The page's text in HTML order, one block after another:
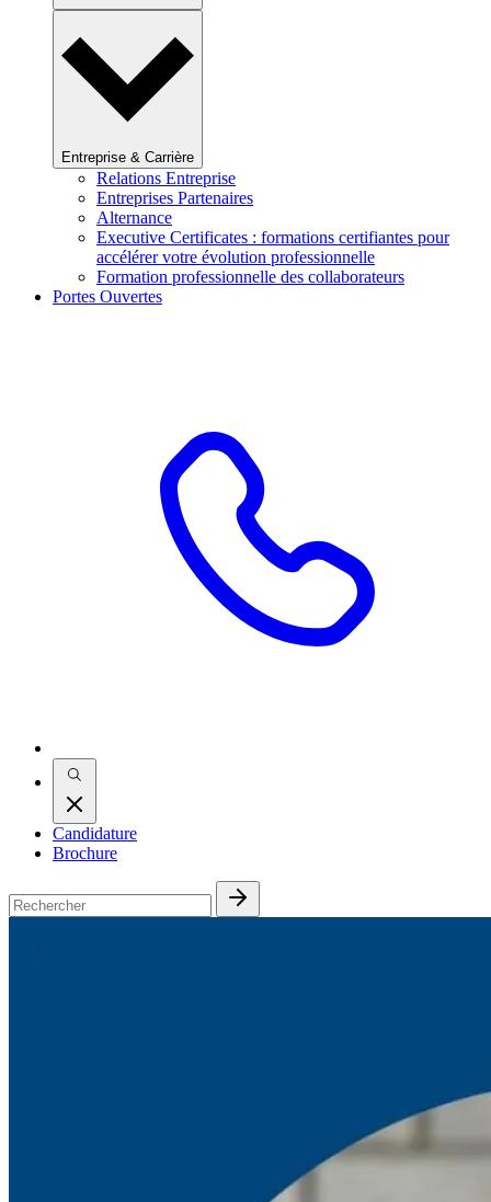
Entreprise & Carrière
Relations Entreprise
Entreprises Partenaires
Alternance
Executive Certificates : formations certifiantes pour
accélérer votre évolution professionnelle
Formation professionnelle des collaborateurs
Portes Ouvertes
Candidature
Brochure